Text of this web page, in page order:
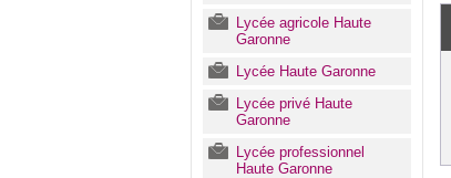
Lycée agricole Haute
Garonne
Lycée Haute Garonne
Lycée privé Haute
Garonne
Lycée professionnel
Haute Garonne